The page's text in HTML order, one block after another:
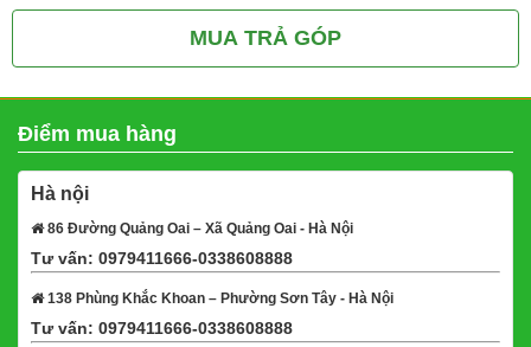
MUA TRẢ GÓP
Điểm mua hàng
Hà nội
86 Đường Quảng Oai – Xã Quảng Oai - Hà Nội
Tư vấn: 0979411666-0338608888
138 Phùng Khắc Khoan – Phường Sơn Tây - Hà Nội
Tư vấn: 0979411666-0338608888